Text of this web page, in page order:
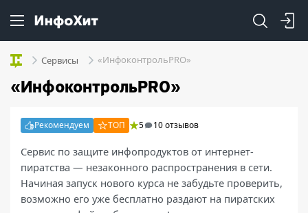
Сервисы «ИнфоконтрольPRO»
«ИнфоконтрольPRO»
Рекомендуем ТОП 5 10 отзывов
Сервис по защите инфопродуктов от интернет-
пиратства — незаконного распространения в сети.
Начиная запуск нового курса не забудьте проверить,
возможно его уже бесплатно раздают на пиратских